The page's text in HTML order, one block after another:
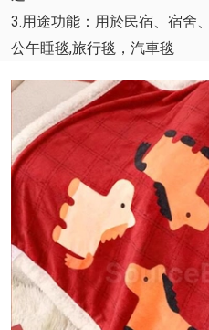
3.用途功能：用於民宿、宿舍
公午睡毯,旅行毯，汽車毯